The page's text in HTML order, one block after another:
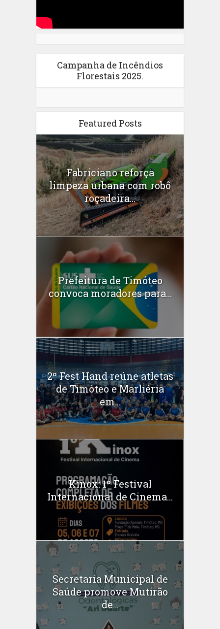
Campanha de Incêndios
Florestais 2025.
Featured Posts
Fabriciano reforça
limpeza urbana com robô
roçadeira...
Prefeitura de Timóteo
convoca moradores para...
2º Fest Hand reúne atletas
de Timóteo e Marliéria
em...
Kinox: 1º Festival
Internacional de Cinema...
Secretaria Municipal de
Saúde promove Mutirão
de...